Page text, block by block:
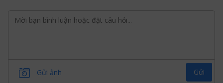
Gửi ảnh Gửi